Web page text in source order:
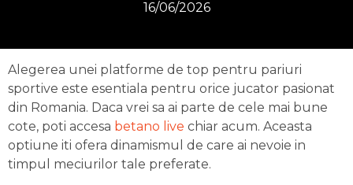
16/06/2026
Alegerea unei platforme de top pentru pariuri
sportive este esentiala pentru orice jucator pasionat
din Romania. Daca vrei sa ai parte de cele mai bune
cote, poti accesa betano live chiar acum. Aceasta
optiune iti ofera dinamismul de care ai nevoie in
timpul meciurilor tale preferate.